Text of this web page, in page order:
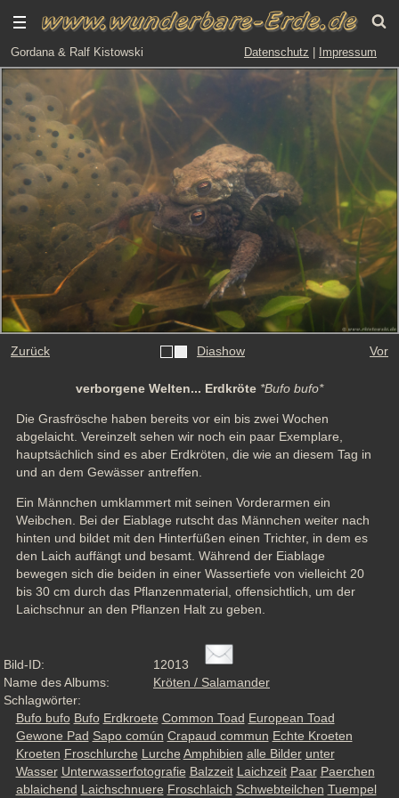
Gordana & Ralf Kistowski Datenschutz Impressum
Zurück Diashow Vor
verborgene Welten... Erdkröte *Bufo bufo*
Die Grasfrösche haben bereits vor ein bis zwei Wochen
abgelaicht. Vereinzelt sehen wir noch ein paar Exemplare,
hauptsächlich sind es aber Erdkröten, die wie an diesem Tag in
und an dem Gewässer antreffen.
Ein Männchen umklammert mit seinen Vorderarmen ein
Weibchen. Bei der Eiablage rutscht das Männchen weiter nach
hinten und bildet mit den Hinterfüßen einen Trichter, in dem es
den Laich auffängt und besamt. Während der Eiablage
bewegen sich die beiden in einer Wassertiefe von vielleicht 20
bis 30 cm durch das Pflanzenmaterial, offensichtlich, um der
Laichschnur an den Pflanzen Halt zu geben.
Bild-ID:
12013
Name des Albums:
Kröten / Salamander
Schlagwörter:
Bufo bufo Bufo Erdkroete Common Toad European Toad
Gewone Pad Sapo común Crapaud commun Echte Kroeten
Kroeten Froschlurche Lurche Amphibien alle Bilder unter
Wasser Unterwasserfotografie Balzzeit Laichzeit Paar Paerchen
ablaichend Laichschnuere Froschlaich Schwebteilchen Tuempel